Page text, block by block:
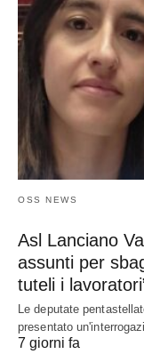
OSS NEWS
Asl Lanciano
assunti per
tuteli i
Le deputate
presentato
7 giorni fa